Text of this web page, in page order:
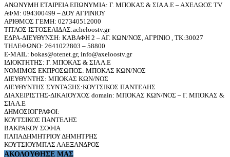
ΑΝΩΝΥΜΗ ΕΤΑΙΡΕΙΑ ΕΠΩΝΥΜΙΑ: Γ. ΜΠΟΚΑΣ & ΣΙΑ Α.Ε – ΑΧΕΛΩΟΣ TV
ΑΦΜ: 094300499 – ΔΟΥ ΑΓΡΙΝΙΟΥ
ΑΡΙΘΜΟΣ ΓΕΜΗ: 027340512000
ΤΙΤΛΟΣ ΙΣΤΟΣΕΛΙΔΑΣ:acheloostv.gr
ΕΔΡΑ-ΔΙΕΥΘΥΝΣΗ: ΚΑΒΑΦΗ 2 – ΑΓ. ΚΩΝ/ΝΟΣ, ΑΓΡΙΝΙΟ , ΤΚ:30027
ΤΗΛΕΦΩΝΟ: 2641022803 – 58800
E-MAIL: bokas@otenet.gr, info@axeloostv.gr
ΙΔΙΟΚΤΗΤΗΣ: Γ. ΜΠΟΚΑΣ & ΣΙΑ Α.Ε
ΝΟΜΙΜΟΣ ΕΚΠΡΟΣΩΠΟΣ: ΜΠΟΚΑΣ ΚΩΝ/ΝΟΣ
ΔΙΕΥΘΥΝΤΗΣ: ΜΠΟΚΑΣ ΚΩΝ/ΝΟΣ
ΔΙΕΥΘΥΝΤΗΣ ΣΥΝΤΑΞΗΣ:ΚΟΥΤΣΙΚΟΣ ΠΑΝΤΕΛΗΣ
ΔΙΑΧΕΙΡΙΣΤΗΣ-ΔΙΚΑΙΟΥΧΟΣ domain: ΜΠΟΚΑΣ ΚΩΝ/ΝΟΣ – Γ. ΜΠΟΚΑΣ &
ΣΙΑ Α.Ε
ΔΗΜΟΣΙΟΓΡΑΦΟΙ:
ΚΟΥΤΣΙΚΟΣ ΠΑΝΤΕΛΗΣ
ΒΑΚΡΑΚΟΥ ΣΟΦΙΑ
ΠΑΠΑΔΗΜΗΤΡΙΟΥ ΔΗΜΗΤΡΗΣ
ΚΟΥΤΣΙΟΥΜΠΑΣ ΑΛΕΞΑΝΔΡΟΣ
ΑΚΟΛΟΥΘΗΣΕ ΜΑΣ